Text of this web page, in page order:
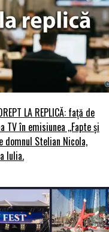
LA REPLICĂ: față de
TV în emisiunea ,,Fapte și
domnul Stelian Nicola,
Iulia.